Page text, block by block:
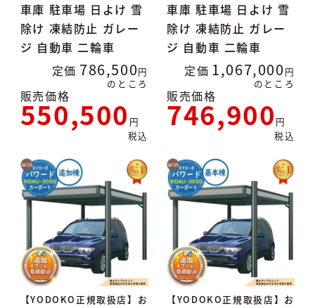
車庫 駐車場 日よけ 雪
除け 凍結防止 ガレー
ジ 自動車 二輪車
定価 786,500
のところ
販売価格
550,500
税込
車庫 駐車場 日よけ 雪
除け 凍結防止 ガレー
ジ 自動車 二輪車
定価 1,067,000
のところ
販売価格
746,900
税込
【YODOKO正規取扱店】お
【YODOKO正規取扱店】お